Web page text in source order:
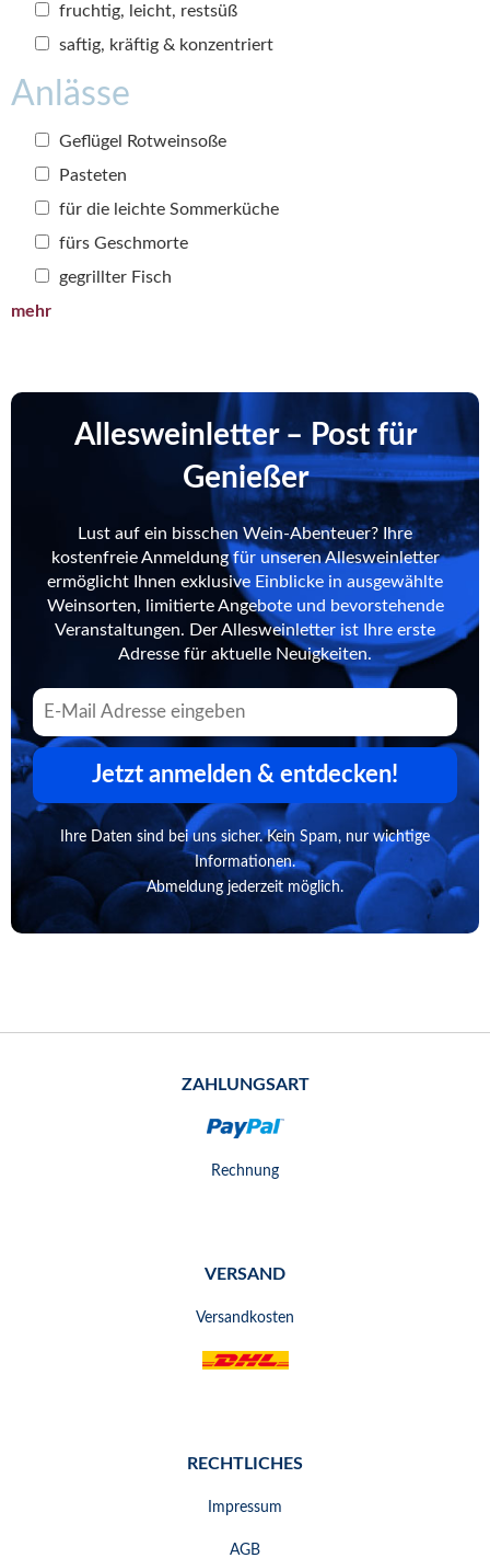
fruchtig, leicht, restsüß
saftig, kräftig & konzentriert
Anlässe
Geflügel Rotweinsoße
Pasteten
für die leichte Sommerküche
fürs Geschmorte
gegrillter Fisch
mehr
Allesweinletter – Post für
Genießer
Lust auf ein bisschen Wein-Abenteuer? Ihre
kostenfreie Anmeldung für unseren Allesweinletter
ermöglicht Ihnen exklusive Einblicke in ausgewählte
Weinsorten, limitierte Angebote und bevorstehende
Veranstaltungen. Der Allesweinletter ist Ihre erste
Adresse für aktuelle Neuigkeiten.
Jetzt anmelden & entdecken!
Ihre Daten sind bei uns sicher. Kein Spam, nur wichtige
Informationen.
Abmeldung jederzeit möglich.
ZAHLUNGSART
Rechnung
VERSAND
Versandkosten
RECHTLICHES
Impressum
AGB